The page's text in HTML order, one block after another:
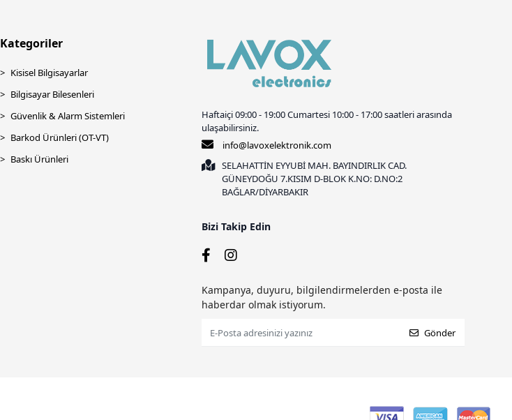
Kategoriler
Kisisel Bilgisayarlar
Bilgisayar Bilesenleri
Güvenlik & Alarm Sistemleri
Barkod Ürünleri (OT-VT)
Baskı Ürünleri
Haftaiçi 09:00 - 19:00 Cumartesi 10:00 - 17:00 saatleri arasında
ulaşabilirsiniz.
info@lavoxelektronik.com
SELAHATTİN EYYUBİ MAH. BAYINDIRLIK CAD.
GÜNEYDOĞU 7.KISIM D-BLOK K.NO: D.NO:2
BAĞLAR/DİYARBAKIR
Bizi Takip Edin
Kampanya, duyuru, bilgilendirmelerden e-posta ile
haberdar olmak istiyorum.
Gönder